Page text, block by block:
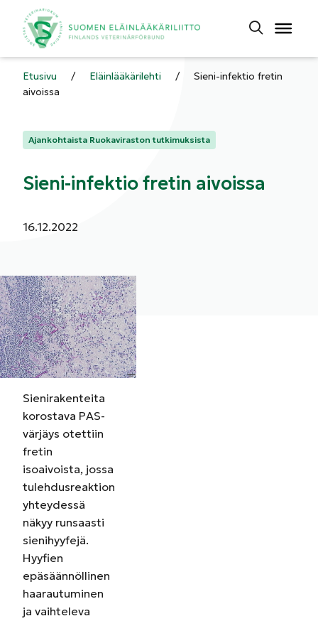
Etusivu / Eläinlääkärilehti /
Sieni-infektio fretin
aivoissa
Kategoriat:
Ajankohtaista Ruokaviraston tutkimuksista
Sieni-infektio fretin aivoissa
Julkaistu:
16.12.2022
Sienirakenteita
korostava PAS-
värjäys otettiin
fretin
isoaivoista, jossa
tulehdusreaktion
yhteydessä
näkyy runsaasti
sienihyyfejä.
Hyyfien
epäsäännöllinen
haarautuminen
ja vaihteleva